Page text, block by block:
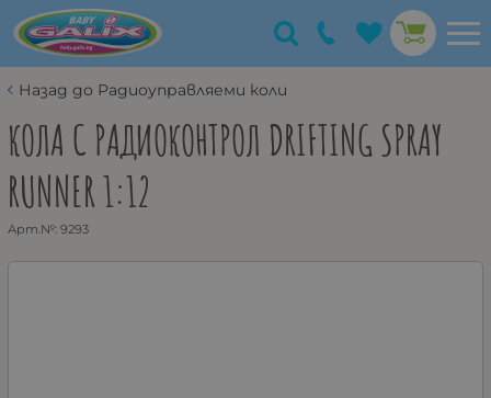
Назад до Радиоуправляеми коли
КОЛА С РАДИОКОНТРОЛ DRIFTING SPRAY
RUNNER 1:12
Арт.№: 9293